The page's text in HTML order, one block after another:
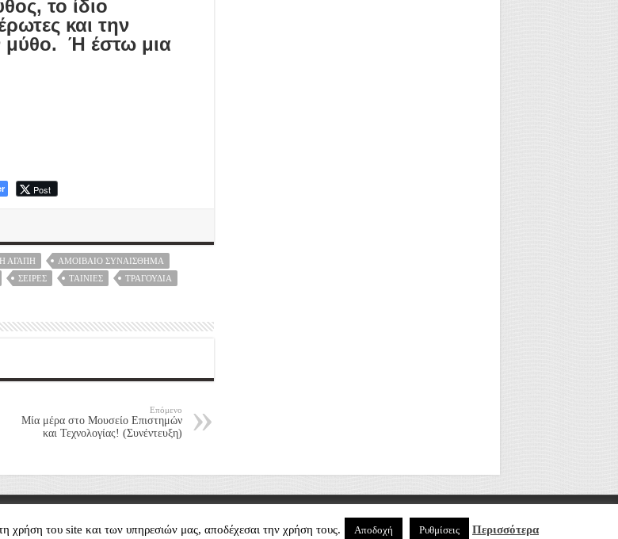
το ίδιο
και την
μύθο. Ή έστω μια
Post
ΑΓΆΠΗ
ΑΜΟΙΒΑΊΟ ΣΥΝΑΊΣΘΗΜΑ
ΣΕΙΡΈΣ ΤΑΙΝΊΕΣ ΤΡΑΓΟΎΔΙΑ
Επόμενο
Μία μέρα στο Μουσείο Επιστημών
και Τεχνολογίας! (Συνέντευξη)
About Me Επικοινωνία
του site και των υπηρεσιών μας, αποδέχεσαι την χρήση τους. Αποδοχή Ρυθμίσεις Περισσότερα